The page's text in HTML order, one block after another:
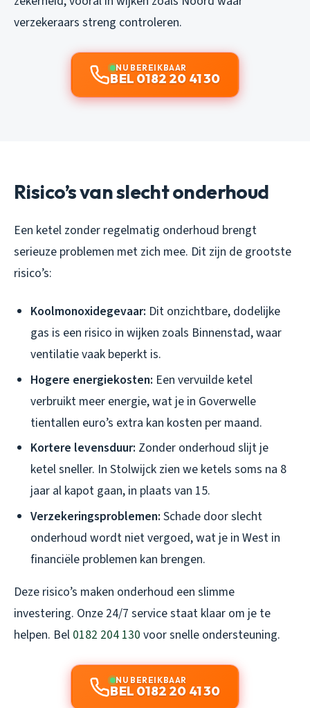
verzekeraars streng controleren.
NU BEREIKBAAR
BEL 0182 20 41 30
Risico’s van slecht onderhoud
Een ketel zonder regelmatig onderhoud brengt
serieuze problemen met zich mee. Dit zijn de grootste
risico’s:
Koolmonoxidegevaar: Dit onzichtbare, dodelijke
gas is een risico in wijken zoals Binnenstad, waar
ventilatie vaak beperkt is.
Hogere energiekosten: Een vervuilde ketel
verbruikt meer energie, wat je in Goverwelle
tientallen euro’s extra kan kosten per maand.
Kortere levensduur: Zonder onderhoud slijt je
ketel sneller. In Stolwijck zien we ketels soms na 8
jaar al kapot gaan, in plaats van 15.
Verzekeringsproblemen: Schade door slecht
onderhoud wordt niet vergoed, wat je in West in
financiële problemen kan brengen.
Deze risico’s maken onderhoud een slimme
investering. Onze 24/7 service staat klaar om je te
helpen. Bel 0182 204 130 voor snelle ondersteuning.
NU BEREIKBAAR
BEL 0182 20 41 30